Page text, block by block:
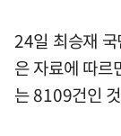
24일 최승재
은 자료에 따르
는 8109건인